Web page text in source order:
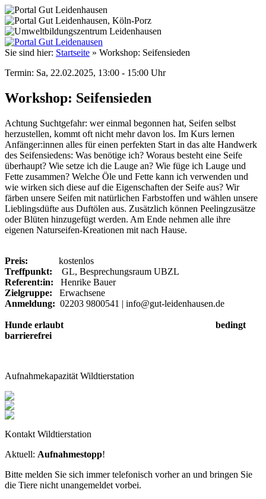
Sie sind hier: Startseite » Workshop: Seifensieden
Termin: Sa, 22.02.2025, 13:00 - 15:00 Uhr
Workshop: Seifensieden
Achtung Suchtgefahr: wer einmal begonnen hat, Seifen selbst
herzustellen, kommt oft nicht mehr davon los. Im Kurs lernen
Anfänger:innen alles für einen perfekten Start in das alte Handwerk
des Seifensiedens: Was benötige ich? Woraus besteht eine Seife
überhaupt? Wie setze ich die Lauge an? Wie füge ich Lauge und
Fette zusammen? Welche Öle und Fette kann ich verwenden und
wie wirken sich diese auf die Eigenschaften der Seife aus? Wir
färben unsere Seifen mit natürlichen Farbstoffen und wählen unsere
Lieblingsdüfte aus Duftölen aus. Zusätzlich können Peelingzusätze
oder Blüten hinzugefügt werden. Am Ende nehmen alle ihre
eigenen Naturseifen-Kreationen mit nach Hause.
Preis: kostenlos
Treffpunkt: GL, Besprechungsraum UBZL
Referent:in: Henrike Bauer
Zielgruppe: Erwachsene
Anmeldung: 02203 9800541 | info@gut-leidenhausen.de
Hunde erlaubt bedingt
barrierefrei
Aufnahmekapazität Wildtierstation
Kontakt Wildtierstation
Aktuell: Aufnahmestopp!
Bitte melden Sie sich immer telefonisch vorher an und bringen Sie
die Tiere nicht unangemeldet vorbei.